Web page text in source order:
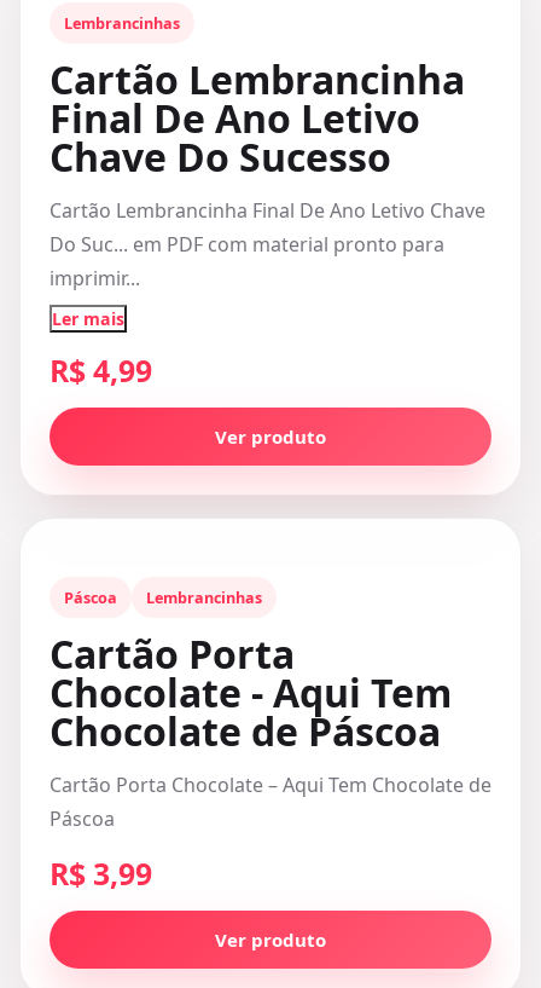
Lembrancinhas
Cartão Lembrancinha
Final De Ano Letivo
Chave Do Sucesso
Cartão Lembrancinha Final De Ano Letivo Chave
Do Suc... em PDF com material pronto para
imprimir...
Ler mais
R$ 4,99
Ver produto
Páscoa Lembrancinhas
Cartão Porta
Chocolate - Aqui Tem
Chocolate de Páscoa
Cartão Porta Chocolate – Aqui Tem Chocolate de
Páscoa
R$ 3,99
Ver produto